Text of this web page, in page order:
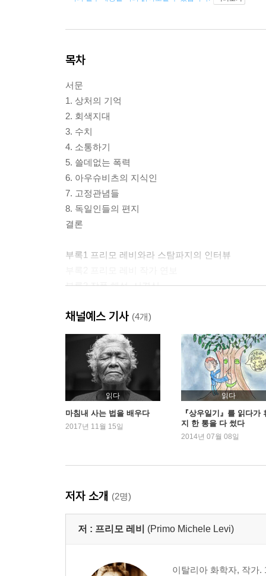
목차
서문
1. 상처의 기억
2. 회색지대
3. 수치
4. 소통하기
5. 쓸데없는 폭력
6. 아우슈비츠의 지식인
7. 고정관념들
8. 독일인들의 편지
결론
부록1 프리모 레비와라 스탐파지의 인터뷰
부록3 작품 해설_서경식
채널예스 기사 (4개)
읽다
마침내 사는 법을 배우다
2017년 11월 15일
읽다
『상우일기』를 읽다가
지 한 통을 다 썼다
2014년 07월 08일
저자 소개 (2명)
저 : 프리모 레비 (Primo Michele Levi)
이탈리아 화학자, 작가.